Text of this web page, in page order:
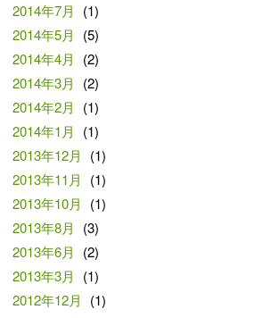
2014年7月
(1)
2014年5月
(5)
2014年4月
(2)
2014年3月
(2)
2014年2月
(1)
2014年1月
(1)
2013年12月
(1)
2013年11月
(1)
2013年10月
(1)
2013年8月
(3)
2013年6月
(2)
2013年3月
(1)
2012年12月
(1)